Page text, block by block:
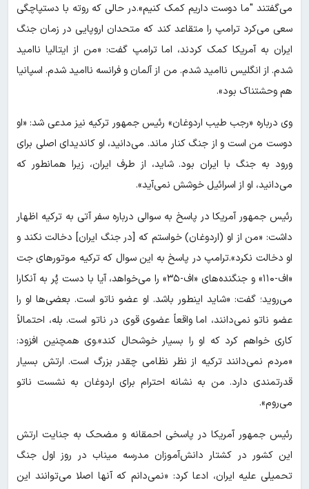
می‌گفتند "ما دوست داریم کمک کنیم».در حالی که روته با دستپاچگی
سعی می‌کرد ترامپ را متقاعد کند که متحدان اروپایی در زمان جنگ
ایران به آمریکا کمک کردند، اما ترامپ گفت: «من از ایتالیا ناامید
شدم. از انگلیس ناامید شدم. من از آلمان و فرانسه ناامید شدم. اسپانیا
هم وحشتناک بود».
وی درباره «رجب طیب اردوغان» رئیس جمهور ترکیه نیز مدعی شد: «او
دوست من است و از جنگ کنار ماند. می‌دانید، او کاندیدای اصلی برای
ورود به جنگ با ایران بود. شاید، از طرف ایران، زیرا همانطور که
می‌دانید، او از اسرائیل خوشش نمی‌آید».
رئیس جمهور آمریکا در پاسخ به سوالی درباره سفر آتی به ترکیه اظهار
داشت: «من از او (اردوغان) خواستم که [در جنگ ایران] دخالت نکند و
او دخالت نکرد».ترامپ در پاسخ به این سوال که ترکیه موتورهای جت
«اف-۱۱۰» و جنگنده‌های «اف-۳۵» را می‌خواهد، آیا با دست پُر به آنکارا
می‌روید؛ گفت: «شاید اینطور باشد. او عضو ناتو است. بعضی‌ها او را
عضو ناتو نمی‌دانند، اما واقعاً عضوی قوی در ناتو است. بله، احتمالاً
کاری خواهم کرد که او را بسیار خوشحال کند».وی همچنین افزود:
«مردم نمی‌دانند ترکیه از نظر نظامی چقدر بزرگ است. ارتش بسیار
قدرتمندی دارد. من به نشانه احترام برای اردوغان به نشست ناتو
می‌روم».
رئیس جمهور آمریکا در پاسخی احمقانه و مضحک به جنایت ارتش
این کشور در کشتار دانش‌آموزان مدرسه میناب در روز اول جنگ
تحمیلی علیه ایران، ادعا کرد: «نمی‌دانم که آنها اصلا می‌توانند این